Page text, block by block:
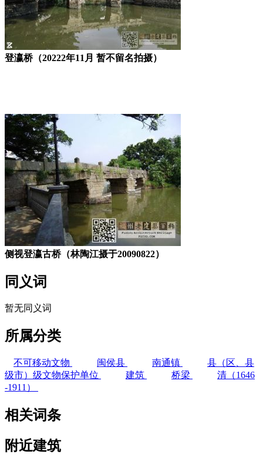
登瀛桥（20222年11月 暂不留名拍摄）
侧视登瀛古桥（林陶江摄于20090822）
同义词
暂无同义词
所属分类
不可移动文物 闽侯县 南通镇
县（区、县
级市）级文物保护单位
建筑 桥梁
清（1646
-1911）
相关词条
附近建筑